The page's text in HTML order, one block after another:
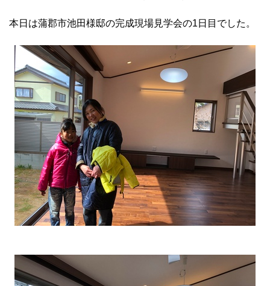
本日は蒲郡市池田様邸の完成現場見学会の1日目でした。